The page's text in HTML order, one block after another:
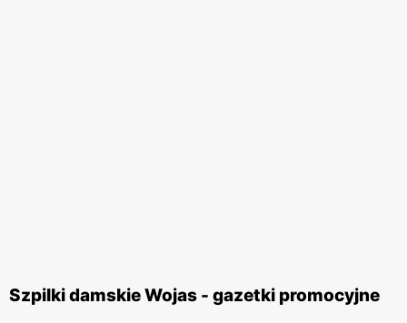
Szpilki damskie Wojas - gazetki promocyjne